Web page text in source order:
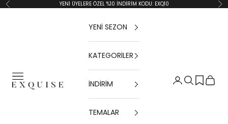
İçeriğe geç
Geri YENİ ÜYELERE ÖZEL %10 İNDİRİM KODU: EXQ10
Menü
Exquise TR
Giriş Yap
Ara Sepet
YENİ SEZON
KATEGORİLER
İNDİRİM
TEMALAR